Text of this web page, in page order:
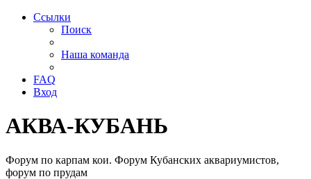
Ссылки
Поиск
Наша команда
FAQ
Вход
АКВА-КУБАНЬ
Форум по карпам кои. Форум Кубанских аквариумистов,
форум по прудам